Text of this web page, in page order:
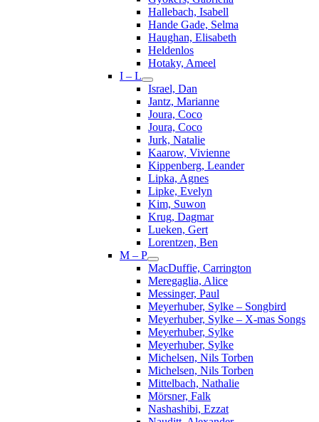
Hallebach, Isabell
Hande Gade, Selma
Haughan, Elisabeth
Heldenlos
Hotaky, Ameel
I – L
Israel, Dan
Jantz, Marianne
Joura, Coco
Joura, Coco
Jurk, Natalie
Kaarow, Vivienne
Kippenberg, Leander
Lipka, Agnes
Lipke, Evelyn
Kim, Suwon
Krug, Dagmar
Lueken, Gert
Lorentzen, Ben
M – P
MacDuffie, Carrington
Meregaglia, Alice
Messinger, Paul
Meyerhuber, Sylke – Songbird
Meyerhuber, Sylke – X-mas Songs
Meyerhuber, Sylke
Meyerhuber, Sylke
Michelsen, Nils Torben
Michelsen, Nils Torben
Mittelbach, Nathalie
Mörsner, Falk
Nashashibi, Ezzat